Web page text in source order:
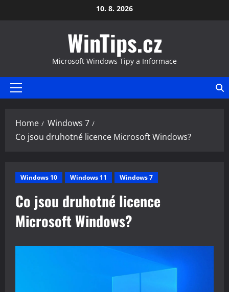
to
10. 8. 2026
WinTips.cz
Microsoft Windows Tipy a Informace
Primary
Home
Windows 7
Co jsou druhotné licence Microsoft Windows?
Windows 10 Windows 11 Windows 7
Co jsou druhotné licence
Microsoft Windows?